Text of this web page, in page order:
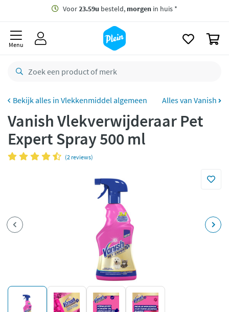
Gratisbezorging vanaf 35,- *
besteld,
retourneren
CO2 neutraal
Betaal met Klarna
Menu
Vlekkenmiddel algemeen Alles van Vanish
Vanish Vlekverwijderaar Pet
Expert Spray 500 ml
(2 reviews)